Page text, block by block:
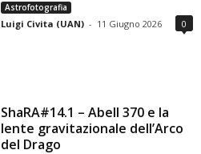
Astrofotografia
Luigi Civita (UAN) - 11 Giugno 2026 0
ShaRA#14.1 – Abell 370 e la
lente gravitazionale dell’Arco
del Drago